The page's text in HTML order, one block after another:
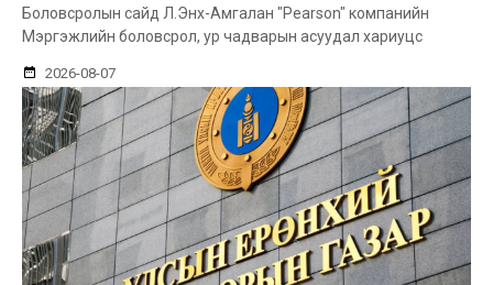
Боловсролын сайд Л.Энх-Амгалан "Pearson" компанийн
Мэргэжлийн боловсрол, ур чадварын асуудал хариуцс
2026-08-07